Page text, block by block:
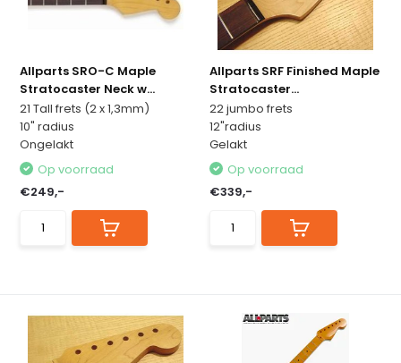
Allparts SRO-C Maple
Stratocaster Neck w...
21 Tall frets (2 x 1,3mm)
10" radius
Ongelakt
Op voorraad
€249,-
Allparts SRF Finished Maple
Stratocaster...
22 jumbo frets
12"radius
Gelakt
Op voorraad
€339,-